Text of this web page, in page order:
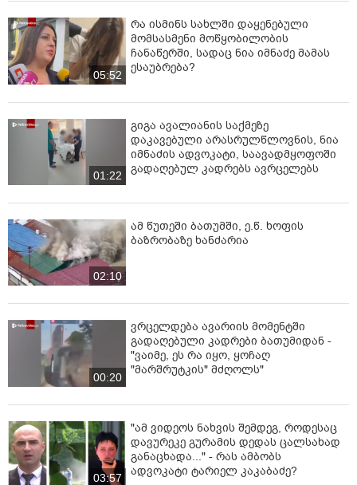
05:52
რა ისმინს სახლში დაყენებული
მომსასმენი მოწყობილობის
ჩანაწერში, სადაც ნია იმნაძე მამას
ესაუბრება?
01:22
გიგა ავალიანის საქმეზე
დაკავებული არასრულწლოვნის, ნია
იმნაძის ადვოკატი, საავადმყოფოში
გადაღებულ კადრებს ავრცელებს
02:10
ამ წუთეში ბათუმში, ე.წ. ხოფის
ბაზრობაზე ხანძარია
00:20
ვრცელდება ავარიის მომენტში
გადაღებული კადრები ბათუმიდან -
"ვაიმე, ეს რა იყო, ყოჩაღ
"მარშრუტკის" მძღოლს"
03:57
"ამ ვიდეოს ნახვის შემდეგ, როდესაც
დავურეკე გურამის დედას ცალსახად
განაცხადა..." - რას ამბობს
ადვოკატი ტარიელ კაკაბაძე?